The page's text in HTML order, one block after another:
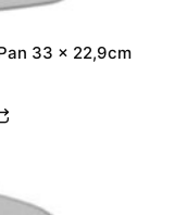
33 x 22,9cm